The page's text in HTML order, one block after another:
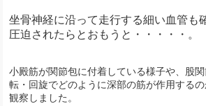
坐骨神経に沿って走行する細い血管も
圧迫されたらとおもうと・・・・・。
小殿筋が関節包に付着している様子や、股
転・回旋でどのように深部の筋が作用する
観察しました。